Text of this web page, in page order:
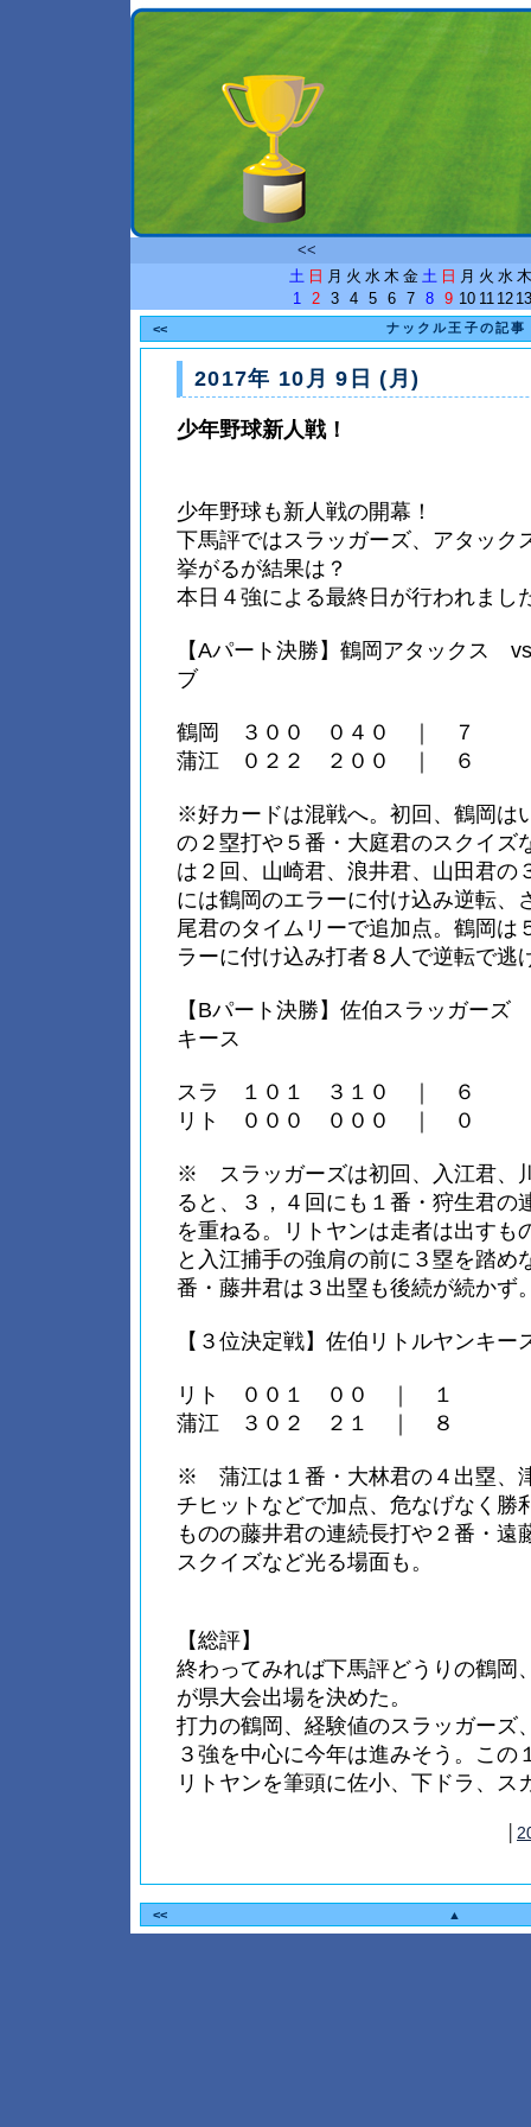
<<
土 日 月 火 水 木 金 土 日 月 火 水 木
1
2 3 4 5 6 7 8 9 10 11 12 13
<< ナックル王子の記事
2017年 10月 9日 (月)
少年野球新人戦！
少年野球も新人戦の開幕！
下馬評ではスラッガーズ、アタック
挙がるが結果は？
本日４強による最終日が行われまし
【Aパート決勝】鶴岡アタックス
ブ
鶴岡 ３００ ０４０ ｜ ７
蒲江 ０２２ ２００ ｜ ６
※好カードは混戦へ。初回、鶴岡は
の２塁打や５番・大庭君のスクイズ
は２回、山崎君、浪井君、山田君の
には鶴岡のエラーに付け込み逆転、
尾君のタイムリーで追加点。鶴岡は
ラーに付け込み打者８人で逆転で逃
【Bパート決勝】佐伯スラッガー
キース
スラ １０１ ３１０ ｜ ６
リト ０００ ０００ ｜ ０
※ スラッガーズは初回、入江君、
ると、３，４回にも１番・狩生君の
を重ねる。リトヤンは走者は出すも
と入江捕手の強肩の前に３塁を踏め
番・藤井君は３出塁も後続が続かず
【３位決定戦】佐伯リトルヤンキ
リト ００１ ００ ｜ １
蒲江 ３０２ ２１ ｜ ８
※ 蒲江は１番・大林君の４出塁、
チヒットなどで加点、危なげなく勝
ものの藤井君の連続長打や２番・遠
スクイズなど光る場面も。
【総評】
終わってみれば下馬評どうりの鶴岡
が県大会出場を決めた。
打力の鶴岡、経験値のスラッガーズ
３強を中心に今年は進みそう。この
リトヤンを筆頭に佐小、下ドラ、ス
<< ▲